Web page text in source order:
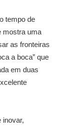
tempo de
mostra uma
as fronteiras
a boca” que
em duas
inovar,